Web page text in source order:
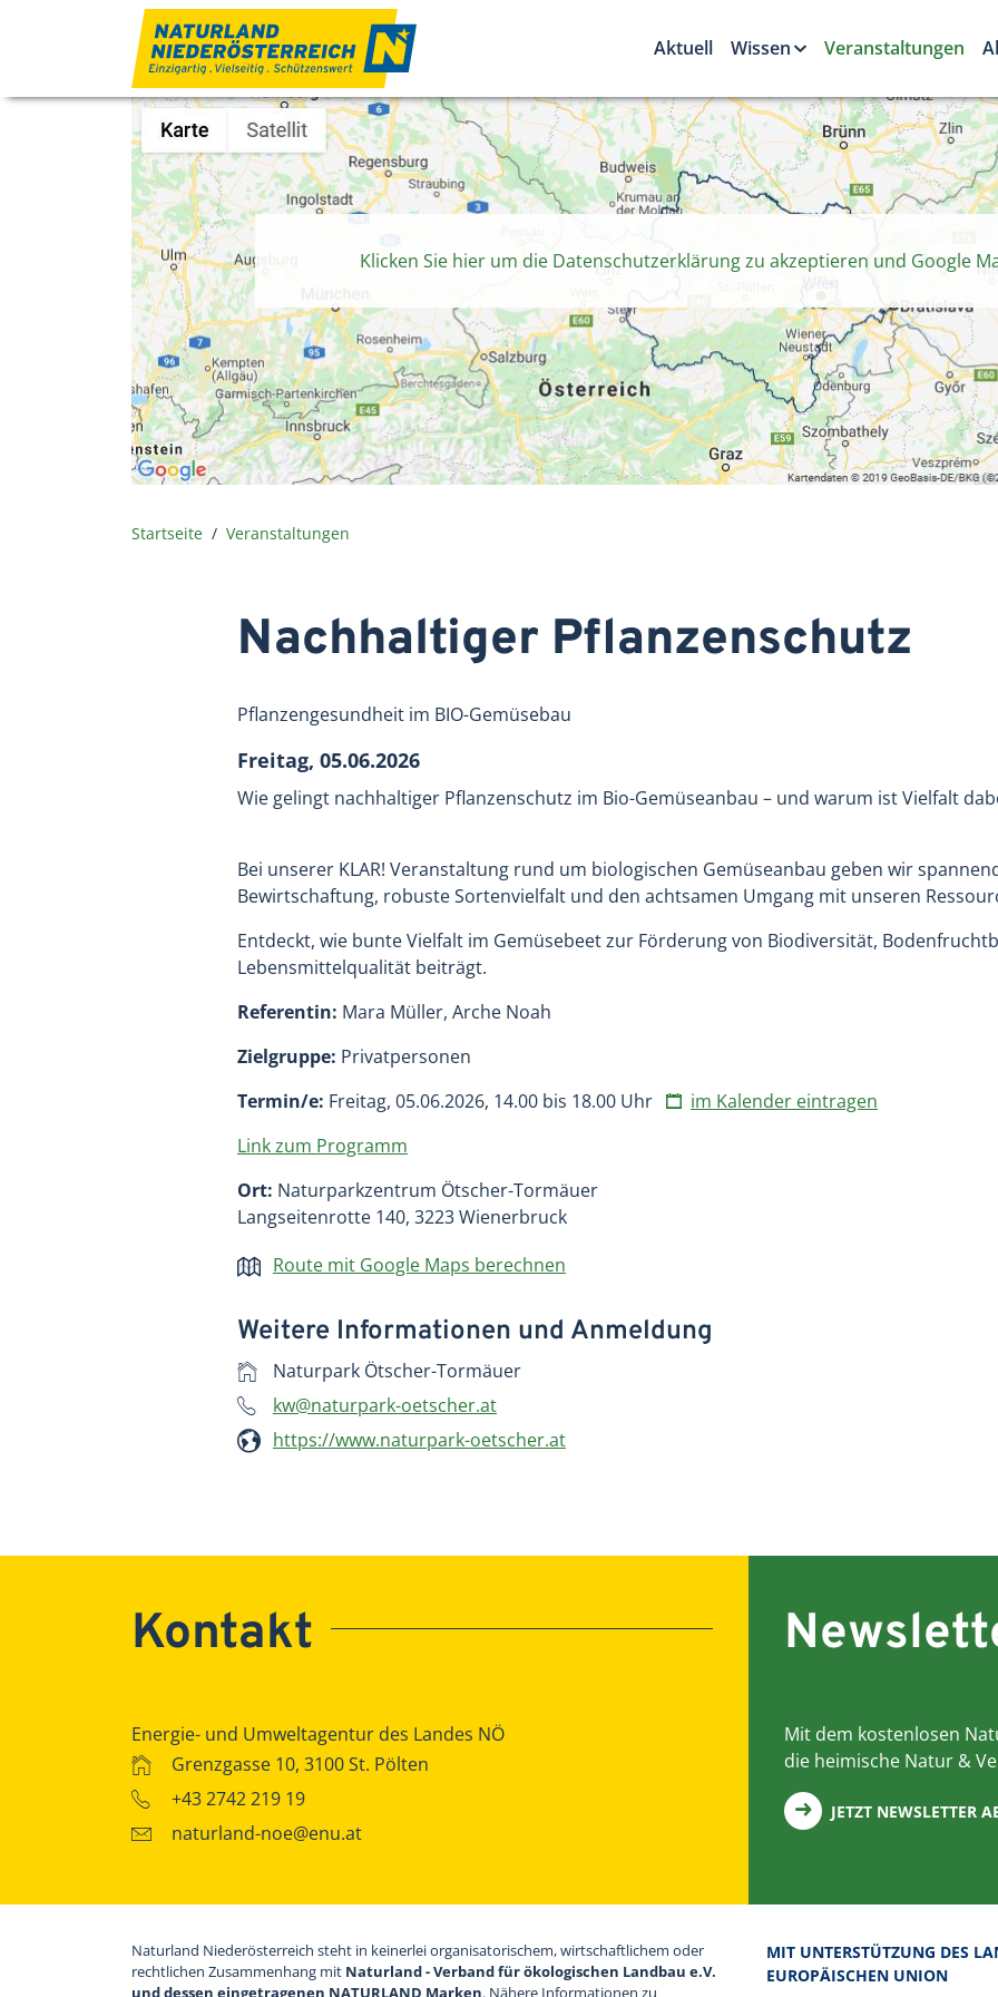
Aktuell
Wissen Veranstaltungen
Klicken Sie hier um die Datenschutzerklärung zu akzeptieren und Google
Startseite Veranstaltungen
Nachhaltiger Pflanzenschutz
Pflanzengesundheit im BIO-Gemüsebau
Freitag, 05.06.2026
Wie gelingt nachhaltiger Pflanzenschutz im Bio-Gemüseanbau – und warum ist Vielfalt
Bei unserer KLAR! Veranstaltung rund um biologischen Gemüseanbau geben wir
Bewirtschaftung, robuste Sortenvielfalt und den achtsamen Umgang mit unseren
Entdeckt, wie bunte Vielfalt im Gemüsebeet zur Förderung von Biodiversität,
Lebensmittelqualität beiträgt.
Referentin: Mara Müller, Arche Noah
Zielgruppe: Privatpersonen
Termin/e: Freitag, 05.06.2026, 14.00 bis 18.00 Uhr
im Kalender eintragen
Link zum Programm
Ort: Naturparkzentrum Ötscher-Tormäuer
Langseitenrotte 140, 3223 Wienerbruck
Route mit Google Maps berechnen
Weitere Informationen und Anmeldung
Naturpark Ötscher-Tormäuer
kw@naturpark-oetscher.at
https://www.naturpark-oetscher.at
Mit dem kostenlosen
die heimische Natur &
JETZT NEWSLETTER
Kontakt
Energie- und Umweltagentur des Landes NÖ
Grenzgasse 10, 3100 St. Pölten
+43 2742 219 19
naturland-noe@enu.at
Naturland Niederösterreich steht in keinerlei organisatorischem, wirtschaftlichem oder
rechtlichen Zusammenhang mit Naturland - Verband für ökologischen Landbau e.V.
und dessen eingetragenen NATURLAND Marken. Nähere Informationen zu
MIT UNTERSTÜTZUNG DES
EUROPÄISCHEN UNION